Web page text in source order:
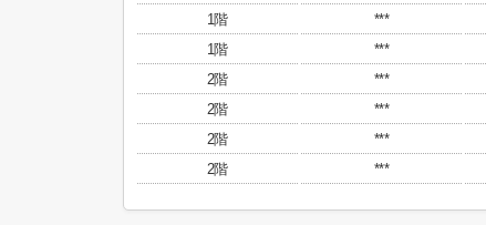
1階
***
1階
***
2階
***
2階
***
2階
***
2階
***